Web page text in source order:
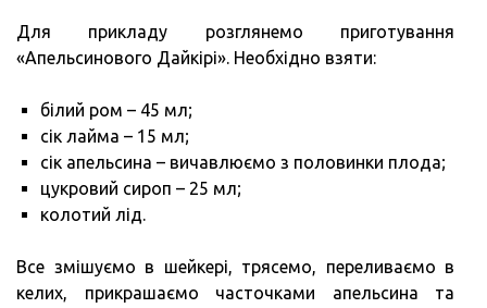
Для прикладу розглянемо приготування
«Апельсинового Дайкірі». Необхідно взяти:
білий ром – 45 мл;
сік лайма – 15 мл;
сік апельсина – вичавлюємо з половинки плода;
цукровий сироп – 25 мл;
колотий лід.
Все змішуємо в шейкері, трясемо, переливаємо в
келих, прикрашаємо часточками апельсина та